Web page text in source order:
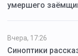
умершего
Вчера, 17:26
Синоптики